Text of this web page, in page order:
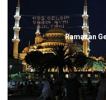
Ramazan